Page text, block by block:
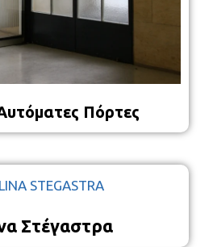
Πόρτες
Στέγαστρα